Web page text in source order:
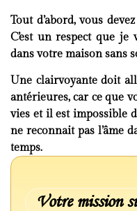
Tout d’abord, vous
C’est un respect que
dans votre maison sans
Une clairvoyante doit
antérieures, car ce que
vies et il est impossible
ne reconnait pas l’âme
temps.
Votre mission